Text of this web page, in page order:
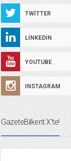
TWITTER
LINKEDIN
YOUTUBE
INSTAGRAM
GazeteBilkent X’te!